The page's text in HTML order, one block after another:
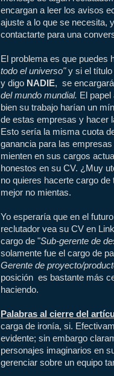
encargan a leer los avisos
ajuste a lo que se necesita,
contactarte para una
El problema es que puedes
todo el universo"y si el título
y digo NADIE, se
del mundo mundial. El
bien su trabajo harían un
de estas empresas y hacer
Esto sería la misma cuota
ganancia para las
mienten en sus cargos
honestos en su CV. ¿Muy
no quieres hacerte cargo
mejor no mientas.
Yo esperaría que en el
reclutador vea su CV en
cargo de "Sub-gerente de
solamente fue el cargo de
Gerente de proyecto/
posición es bastante más
haciendo.
Palabras al cierre del
carga de ironía, si.
evidente; sin embargo
personajes imaginarios en
gerenciar sobre un equipo